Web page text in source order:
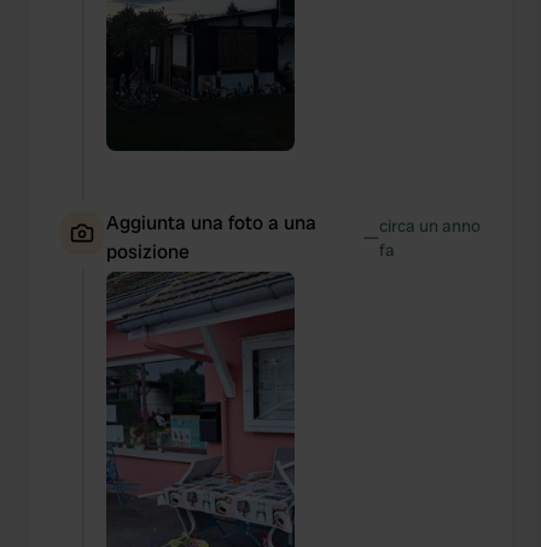
Aggiunta una foto a una
posizione
—circa un anno
fa